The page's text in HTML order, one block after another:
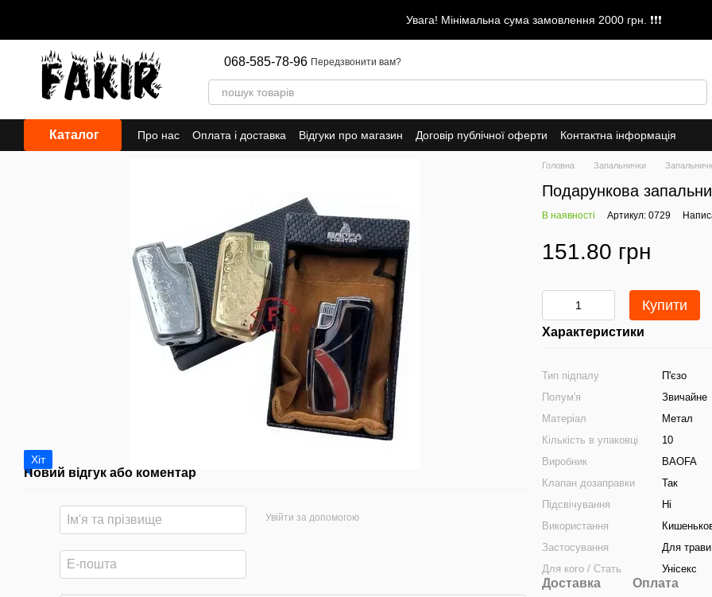
Увага! Мінімальна сума замовлення 2000 грн. ❗❗❗
068-585-78-96 Передзвонити вам?
Каталог Про нас Оплата і доставка Відгуки про магазин Договір публічної оферти Контактна інформація
Хіт
Новий відгук або коментар
Увійти за допомогою
Головна Запальнички
Подарункова
В наявності Артикул: 0729
151.80 грн
Купити
Характеристики
Тип підпалу
П'єзо
Полум'я
Звичайне
Матеріал
Метал
Кількість в упаковці
10
Виробник
BAOFA
Клапан дозаправки
Так
Підсвічування
Ні
Використання
Застосування
Для трави
Для кого / Стать
Унісекс
Доставка Оплата